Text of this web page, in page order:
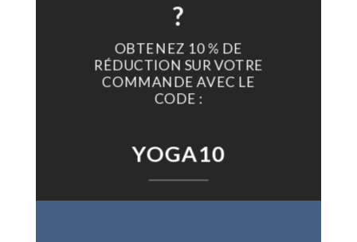
?
OBTENEZ 10 % DE
RÉDUCTION SUR VOTRE
COMMANDE AVEC LE
CODE :
YOGA10